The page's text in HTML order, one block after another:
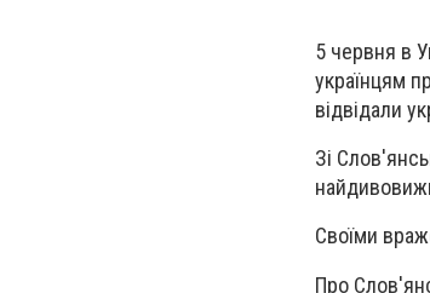
5 червня в
українцям
відвідали
Зі
Своїми
Про